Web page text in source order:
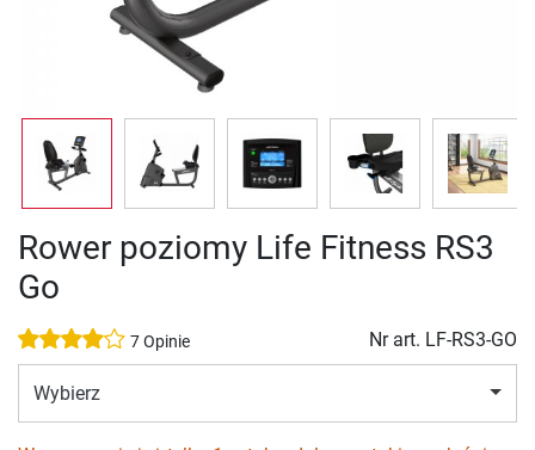
Rower poziomy Life Fitness RS3
Go
7 Opinie Nr art. LF-RS3-GO
Wybierz